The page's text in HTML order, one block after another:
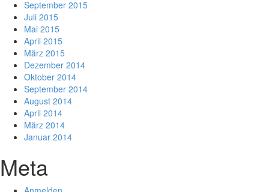
September 2015
Juli 2015
Mai 2015
April 2015
März 2015
Dezember 2014
Oktober 2014
September 2014
August 2014
April 2014
März 2014
Januar 2014
Meta